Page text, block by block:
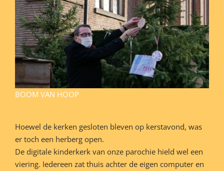
BOOM VAN HOOP
Hoewel de kerken gesloten bleven op kerstavond, was
er toch een herberg open.
De digitale kinderkerk van onze parochie hield wel een
viering. Iedereen zat thuis achter de eigen computer en